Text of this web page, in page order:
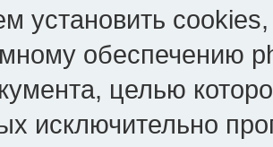
установить
обеспечению
целью
исключительно